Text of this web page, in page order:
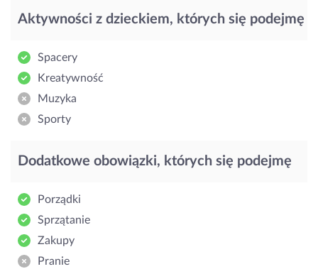
Aktywności z dzieckiem, których się podejmę
Spacery
Kreatywność
Muzyka
Sporty
Dodatkowe obowiązki, których się podejmę
Porządki
Sprzątanie
Zakupy
Pranie